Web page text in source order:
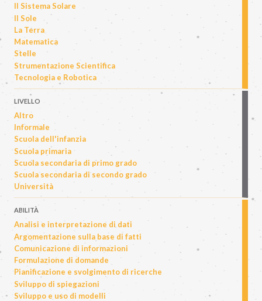
Il Sistema Solare
Il Sole
La Terra
Matematica
Stelle
Strumentazione Scientifica
Tecnologia e Robotica
LIVELLO
Altro
Informale
Scuola dell'infanzia
Scuola primaria
Scuola secondaria di primo grado
Scuola secondaria di secondo grado
Università
ABILITÀ
Analisi e interpretazione di dati
Argomentazione sulla base di fatti
Comunicazione di informazioni
Formulazione di domande
Pianificazione e svolgimento di ricerche
Sviluppo di spiegazioni
Sviluppo e uso di modelli